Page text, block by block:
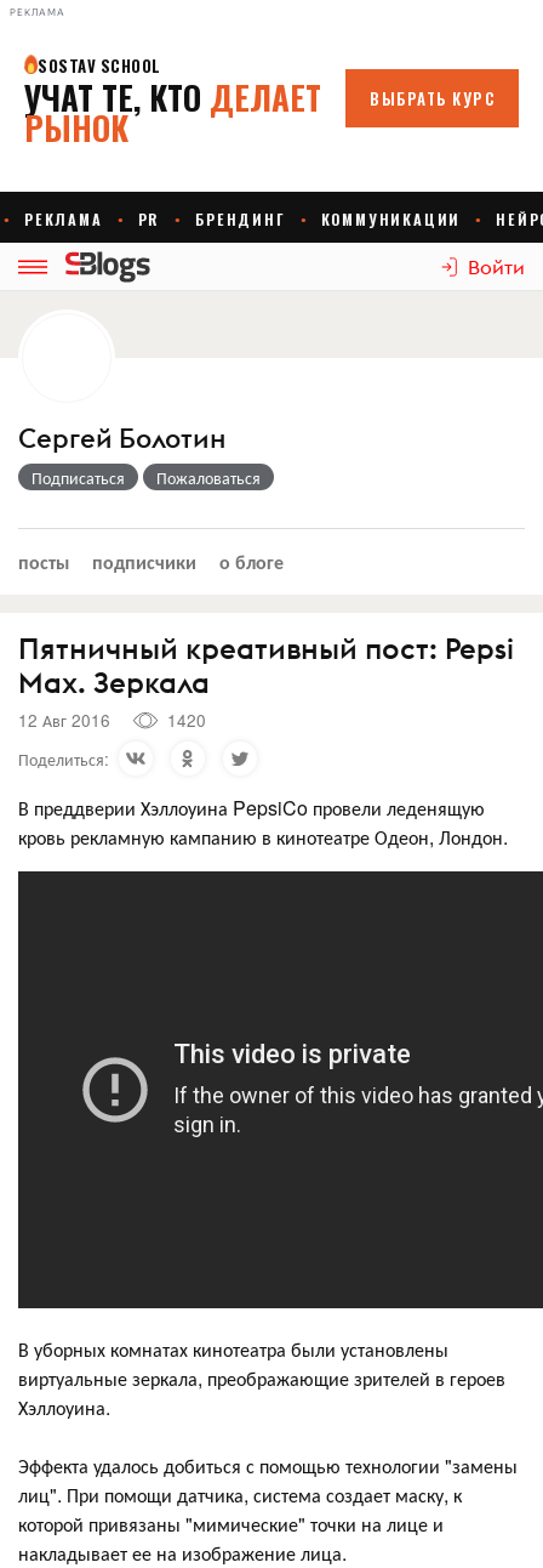
РЕКЛАМА
Войти
Сергей Болотин
Подписаться Пожаловаться
посты подписчики о блоге
Пятничный креативный пост: Pepsi
Max. Зеркала
12 Авг 2016
1420
Поделиться:
В преддверии Хэллоуина PepsiCo провели леденящую
кровь рекламную кампанию в кинотеатре Одеон, Лондон.
В уборных комнатах кинотеатра были установлены
виртуальные зеркала, преображающие зрителей в героев
Хэллоуина.
Эффекта удалось добиться с помощью технологии "замены
лиц". При помощи датчика, система создает маску, к
которой привязаны "мимические" точки на лице и
накладывает ее на изображение лица.